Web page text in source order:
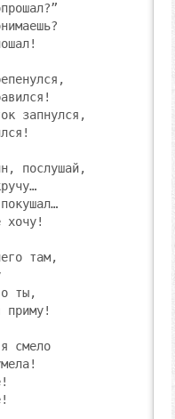
запнулся,
послушай,
хочу!
там,
ты,
приму!
смело